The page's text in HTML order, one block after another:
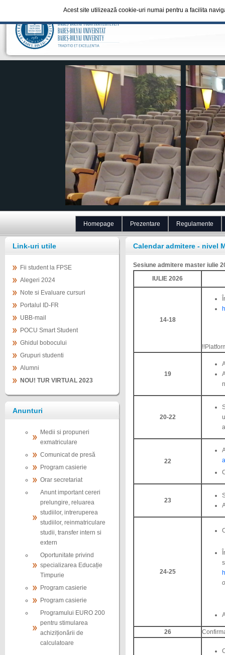
Homepage Prezentare Regulamente
Link-uri utile
Fii student la FPSE
Alegeri 2024
Note si Evaluare cursuri
Portalul ID-FR
UBB-mail
POCU Smart Student
Ghidul bobocului
Grupuri studenti
Alumni
NOU! TUR VIRTUAL 2023
Anunturi
Medii si propuneri
exmatriculare
Comunicat de presă
Program casierie
Orar secretariat
Anunt important cereri
prelungire, reluarea
studiilor, intreruperea
studiilor, reinmatriculare
studii, transfer intern si
extern
Oportunitate privind
specializarea Educație
Timpurie
Program casierie
Program casierie
Programului EURO 200
pentru stimularea
achiziționării de
calculatoare
Calendar admitere - nivel
Sesiune admitere master iulie
IULIE 2026
14-18
19
20-22
22
23
24-25
26
Acest site utilizează cookie-uri numai pentru a facilita